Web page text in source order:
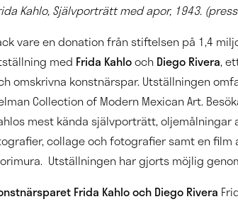
Kahlo, Självporträtt med apor, 1943.
vare en donation från stiftelsen på 1,4
med Frida Kahlooch Diego Rivera,
omskrivna konstnärspar. Utställningen
Collection of Modern Mexican Art.
mest kända självporträtt, oljemålningar
collage och fotografier samt en film
Utställningen har gjorts möjlig
Frida Kahlo och Diego Rivera